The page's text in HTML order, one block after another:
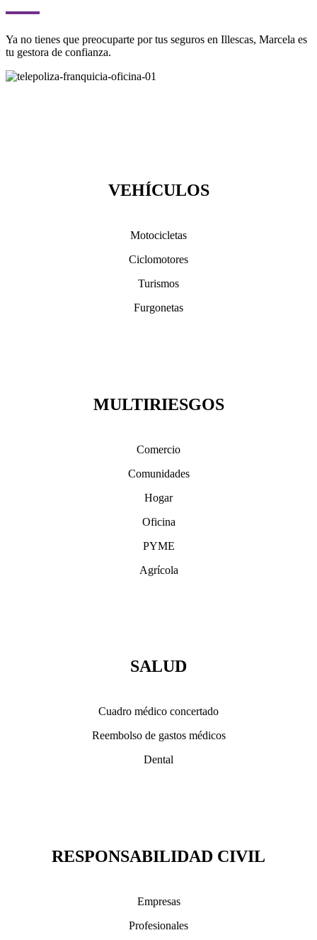
Ya no tienes que preocuparte por tus seguros en Illescas, Marcela es
tu gestora de confianza.
VEHÍCULOS
Motocicletas
Ciclomotores
Turismos
Furgonetas
MULTIRIESGOS
Comercio
Comunidades
Hogar
Oficina
PYME
Agrícola
SALUD
Cuadro médico concertado
Reembolso de gastos médicos
Dental
RESPONSABILIDAD CIVIL
Empresas
Profesionales